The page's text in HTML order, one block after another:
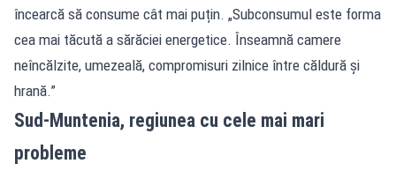
încearcă să consume cât mai puțin. „Subconsumul este forma
cea mai tăcută a sărăciei energetice. Înseamnă camere
neîncălzite, umezeală, compromisuri zilnice între căldură și
hrană.”
Sud-Muntenia, regiunea cu cele mai mari
probleme